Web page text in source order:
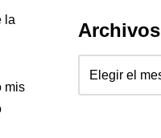
la
mis
Archivos